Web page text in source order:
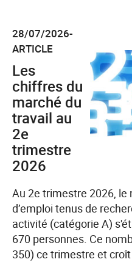
28/07/2026-
ARTICLE
Les
chiffres du
marché du
travail au
2e
trimestre
2026
Au 2e trimestre 2026,
d’emploi tenus de
activité (catégorie A)
670 personnes. Ce
350) ce trimestre et croît